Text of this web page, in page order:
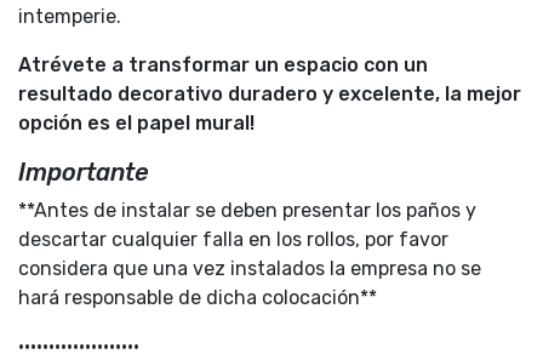
intemperie.
Atrévete a transformar un espacio con un
resultado decorativo duradero y excelente, la mejor
opción es el papel mural!
Importante
**Antes de instalar se deben presentar los paños y
descartar cualquier falla en los rollos, por favor
considera que una vez instalados la empresa no se
hará responsable de dicha colocación**
••••••••••••••••••••